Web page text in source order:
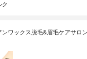
ク
ンワックス脱毛&眉毛ケアサロ